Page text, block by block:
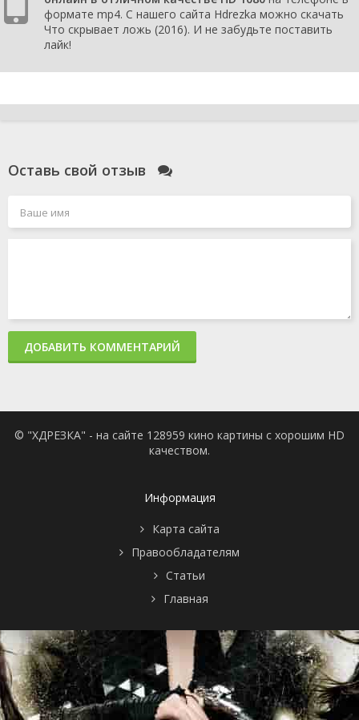
формате mp4. С нашего сайта Hdrezka можно скачать
Что скрывает ложь (2016). И не забудьте поставить
лайк!
Оставь свой отзыв
ДОБАВИТЬ КОММЕНТАРИЙ
© "ХДРЕЗКА" - на сайте 128959 кино картины с хорошим HD
качеством.
Информация
Карта сайта
Правообладателям
Статьи
Главная